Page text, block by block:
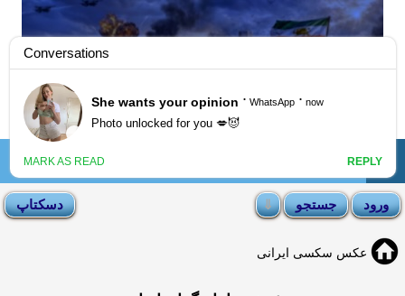
انجمن لوتی ☰
عکس سکسی ایرانی